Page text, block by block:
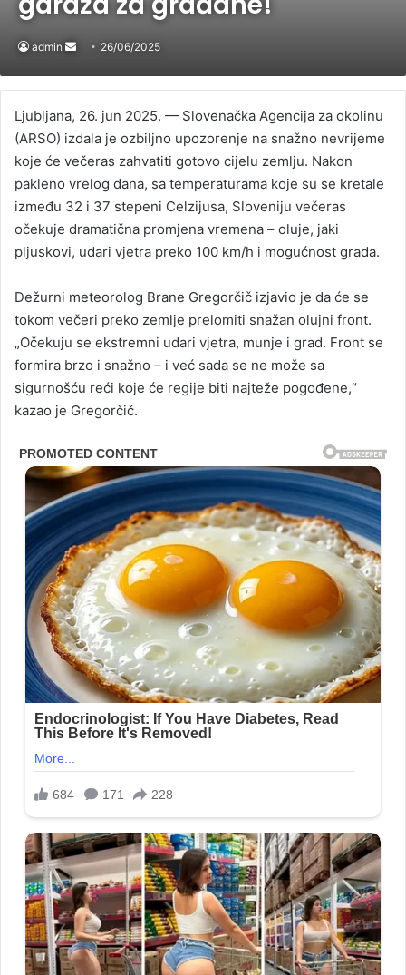
admin
Send
email
26/06/2025
Ljubljana, 26. jun 2025. — Slovenačka Agencija za okolinu
(ARSO) izdala je ozbiljno upozorenje na snažno nevrijeme
koje će večeras zahvatiti gotovo cijelu zemlju. Nakon
pakleno vrelog dana, sa temperaturama koje su se kretale
između 32 i 37 stepeni Celzijusa, Sloveniju večeras
očekuje dramatična promjena vremena – oluje, jaki
pljuskovi, udari vjetra preko 100 km/h i mogućnost grada.
Dežurni meteorolog Brane Gregorčič izjavio je da će se
tokom večeri preko zemlje prelomiti snažan olujni front.
„Očekuju se ekstremni udari vjetra, munje i grad. Front se
formira brzo i snažno – i već sada se ne može sa
sigurnošću reći koje će regije biti najteže pogođene,“
kazao je Gregorčič.